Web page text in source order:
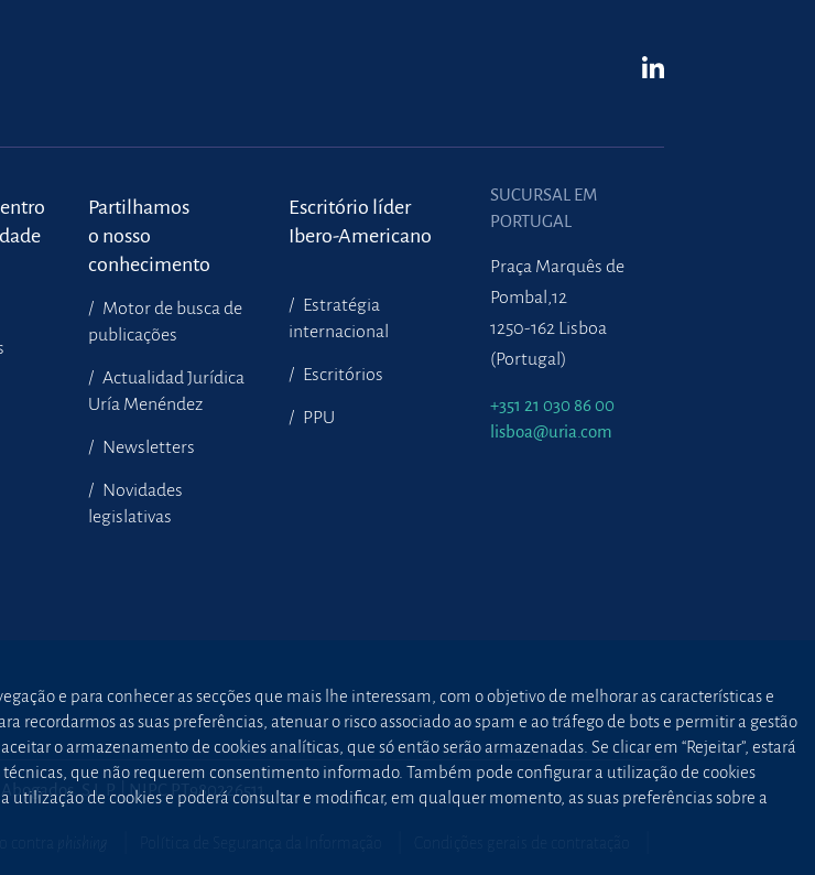
Partilhamos
o nosso
conhecimento
Motor de busca de
publicações
Actualidad Jurídica
Uría Menéndez
Newsletters
Novidades
legislativas
Escritório líder
Ibero-Americano
Estratégia
internacional
Escritórios
PPU
SUCURSAL EM
PORTUGAL
Praça Marquês de
Pombal,12
1250-162 Lisboa
(Portugal)
+351 21 030 86 00
lisboa@uria.com
S.L.P. | NIPC PT980226511
e para conhecer as secções que mais lhe interessam, com o objetivo de melhorar as características e
as suas preferências, atenuar o risco associado ao spam e ao tráfego de bots e permitir a gestão
o armazenamento de cookies analíticas, que só então serão armazenadas. Se clicar em “Rejeitar”, estará
que não requerem consentimento informado. Também pode configurar a utilização de cookies
utilização de cookies e poderá consultar e modificar, em qualquer momento, as suas preferências sobre a